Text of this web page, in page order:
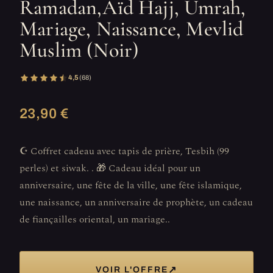
Ramadan,Aïd Hajj, Umrah,
Mariage, Naissance, Mevlid
Muslim (Noir)
4,5(68)
23,90 €
☪️ Coffret cadeau avec tapis de prière, Tesbih (99
perles) et siwak. . 🎁 Cadeau idéal pour un
anniversaire, une fête de la ville, une fête islamique,
une naissance, un anniversaire de prophète, un cadeau
de fiançailles oriental, un mariage..
VOIR L'OFFRE ↗